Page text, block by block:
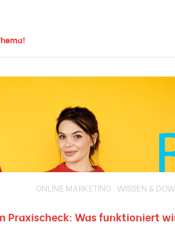
ONLINE MARKETING WISSEN &
Praxischeck: Was funktioniert